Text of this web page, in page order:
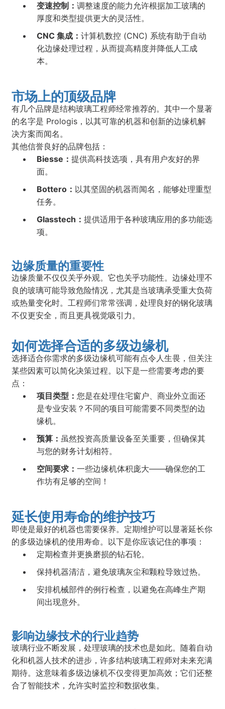
变速控制：调整速度的能力允许根据加工玻璃的
厚度和类型提供更大的灵活性。
CNC 集成：计算机数控 (CNC) 系统有助于自动
化边缘处理过程，从而提高精度并降低人工成
本。
市场上的顶级品牌
有几个品牌是结构玻璃工程师经常推荐的。其中一个显著
的名字是 Prologis，以其可靠的机器和创新的边缘机解
决方案而闻名。
其他信誉良好的品牌包括：
Biesse：提供高科技选项，具有用户友好的界
面。
Bottero： 以其坚固的机器而闻名，能够处理重型
任务。
Glasstech：提供适用于各种玻璃应用的多功能选
项。
边缘质量的重要性
边缘质量不仅仅关乎外观。它也关乎功能性。边缘处理不
良的玻璃可能导致危险情况，尤其是当玻璃承受重大负荷
或热量变化时。工程师们常常强调，处理良好的钢化玻璃
不仅更安全，而且更具视觉吸引力。
如何选择合适的多级边缘机
选择适合你需求的多级边缘机可能有点令人生畏，但关注
某些因素可以简化决策过程。以下是一些需要考虑的要
点：
项目类型：您是在处理住宅窗户、商业外立面还
是专业安装？不同的项目可能需要不同类型的边
缘机。
预算：虽然投资高质量设备至关重要，但确保其
与您的财务计划相符。
空间要求：一些边缘机体积庞大——确保您的工
作坊有足够的空间！
延长使用寿命的维护技巧
即使是最好的机器也需要保养。定期维护可以显著延长你
的多级边缘机的使用寿命。以下是你应该记住的事项：
定期检查并更换磨损的钻石轮。
保持机器清洁，避免玻璃灰尘和颗粒导致过热。
安排机械部件的例行检查，以避免在高峰生产期
间出现意外。
影响边缘技术的行业趋势
玻璃行业不断发展，处理玻璃的技术也是如此。随着自动
化和机器人技术的进步，许多结构玻璃工程师对未来充满
期待。这意味着多级边缘机不仅变得更加高效；它们还整
合了智能技术，允许实时监控和数据收集。